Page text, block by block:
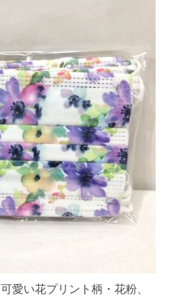
可愛い花プリント柄・花粉、